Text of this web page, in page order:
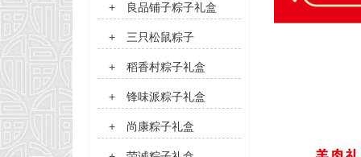
+ 良品铺子粽子礼盒
+ 三只松鼠粽子
+ 稻香村粽子礼盒
+ 锋味派粽子礼盒
+ 尚康粽子礼盒